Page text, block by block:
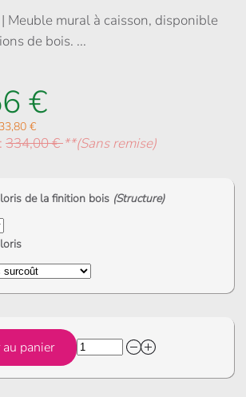
Meuble mural à caisson, disponible
de bois. ...
€
€
334,00 € **(Sans remise)
de la finition bois (Structure)
panier